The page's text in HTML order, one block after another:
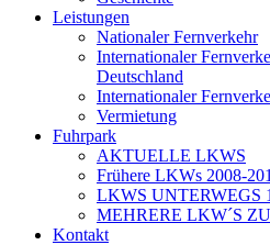
Leistungen
Nationaler Fernverkehr
Internationaler
Deutschland
Internationaler
Vermietung
Fuhrpark
AKTUELLE LKWS
Frühere LKWs 2008-
LKWS UNTERWEGS
MEHRERE LKW´S
Kontakt